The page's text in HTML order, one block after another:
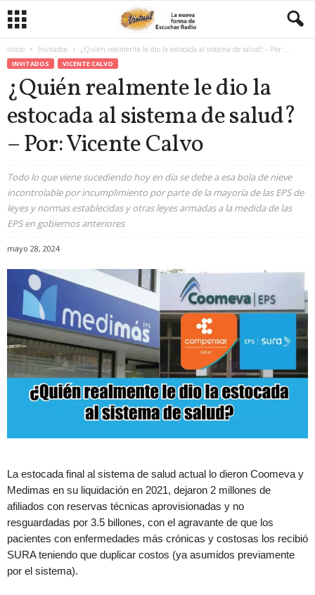
Inicio Invitados ¿Quién realmente le dio la estocada al sistema de salud? – Por:...
INVITADOS VICENTE CALVO
¿Quién realmente le dio la
estocada al sistema de salud?
– Por: Vicente Calvo
Todo lo que viene sucediendo hoy en día se debe a esa bola de nieve
incontrolable por incumplimiento por parte de la mayoría de las EPS de
leyes y normas establecidas y otras leyes armadas a la medida de las
EPS en gobiernos anteriores
mayo 28, 2024
La estocada final al sistema de salud actual lo dieron Coomeva y
Medimas en su liquidación en 2021, dejaron 2 millones de
afiliados con reservas técnicas aprovisionadas y no
resguardadas por 3.5 billones, con el agravante de que los
pacientes con enfermedades más crónicas y costosas los recibió
SURA teniendo que duplicar costos (ya asumidos previamente
por el sistema).